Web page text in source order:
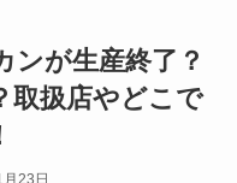
ンが生産終了？
取扱店やどこで
23日